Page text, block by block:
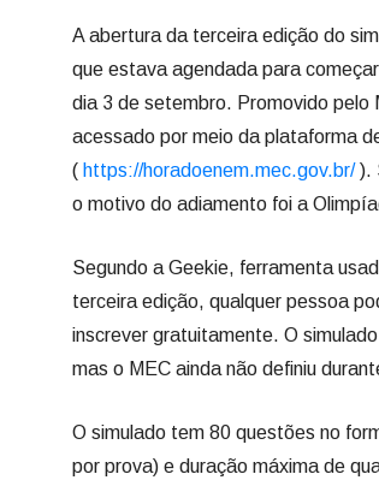
A abertura da terceira edição do
que estava agendada para
dia 3 de setembro. Promovido pelo
acessado por meio da plataforma
( https://horadoenem.mec.gov.br/).
o motivo do adiamento foi a
Segundo a Geekie, ferramenta
terceira edição, qualquer pessoa
inscrever gratuitamente. O
mas o MEC ainda não definiu
O simulado tem 80 questões no
por prova) e duração máxima de